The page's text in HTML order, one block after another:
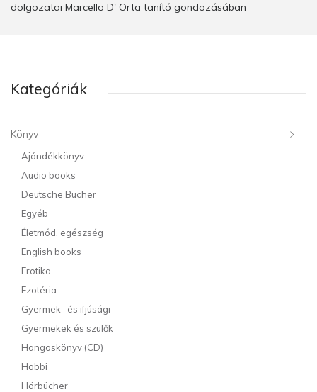
dolgozatai Marcello D' Orta tanító gondozásában
Kategóriák
Könyv
Ajándékkönyv
Audio books
Deutsche Bücher
Egyéb
Életmód, egészség
English books
Erotika
Ezotéria
Gyermek- és ifjúsági
Gyermekek és szülők
Hangoskönyv (CD)
Hobbi
Hörbücher